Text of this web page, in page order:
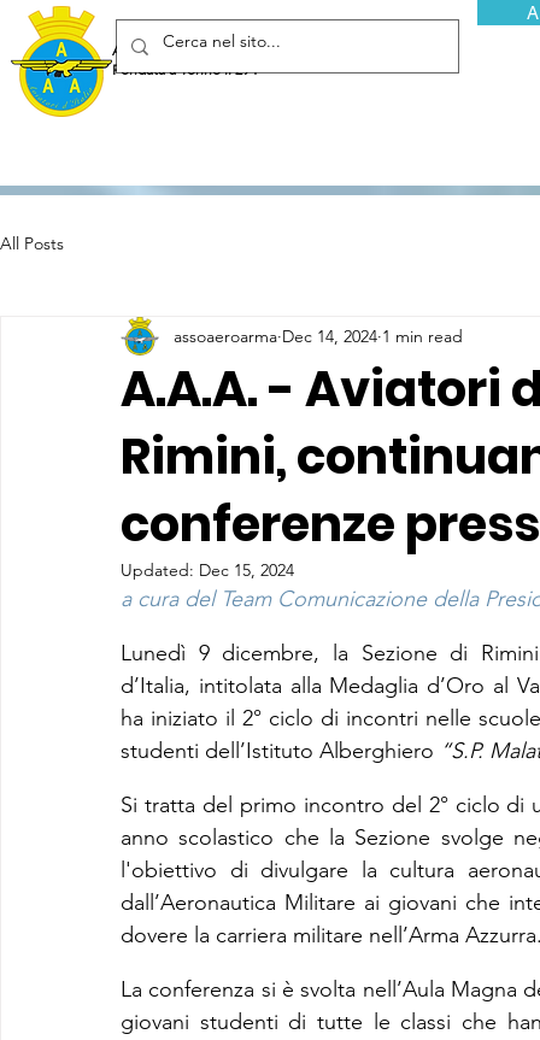
Associazione Arma Aeronautica - Aviatori d'Italia ETS
Fondata a Torino il 29 febbraio 1952
All Posts
A.A.A. - Aviatori
Rimini,
conferenze
assoaeroarma Dec 14, 2024 1 min read
Updated: Dec 15, 2024
a cura del Team Comunicazione della
Lunedì 9 dicembre, la Sezione di
d’Italia, intitolata alla Medaglia d’Oro al
ha iniziato il 2° ciclo di incontri nelle
studenti dell’Istituto Alberghiero “S.P.
Si tratta del primo incontro del 2° ciclo di
anno scolastico che la Sezione svolge
l'obiettivo di divulgare la cultura
dall’Aeronautica Militare ai giovani che
dovere la carriera militare nell’Arma
La conferenza si è svolta nell’Aula Magna
giovani studenti di tutte le classi che